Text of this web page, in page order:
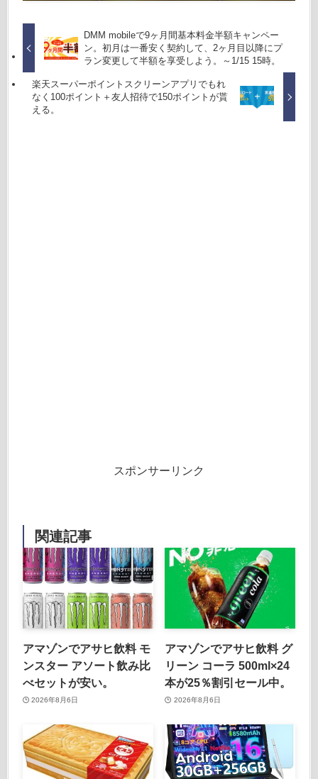
DMM mobileで9ヶ月間基本料金半額キャンペー
ン。初月は一番安く契約して、2ヶ月目以降にプ
ラン変更して半額を享受しよう。～1/15 15時。
楽天スーパーポイントスクリーンアプリでもれ
なく100ポイント＋友人招待で150ポイントが貰
える。
スポンサーリンク
関連記事
アマゾンでアサヒ飲料 モ
ンスター アソート飲み比
べセットが安い。
2026年8月6日
アマゾンでアサヒ飲料 グ
リーン コーラ 500ml×24
本が25％割引セール中。
2026年8月6日